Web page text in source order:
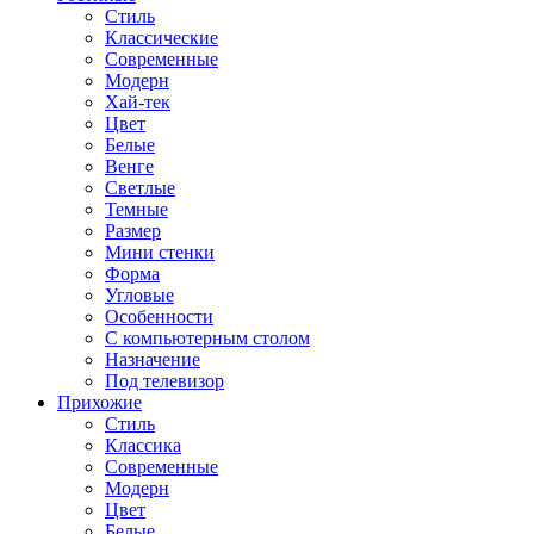
Стиль
Классические
Современные
Модерн
Хай-тек
Цвет
Белые
Венге
Светлые
Темные
Размер
Мини стенки
Форма
Угловые
Особенности
С компьютерным столом
Назначение
Под телевизор
Прихожие
Стиль
Классика
Современные
Модерн
Цвет